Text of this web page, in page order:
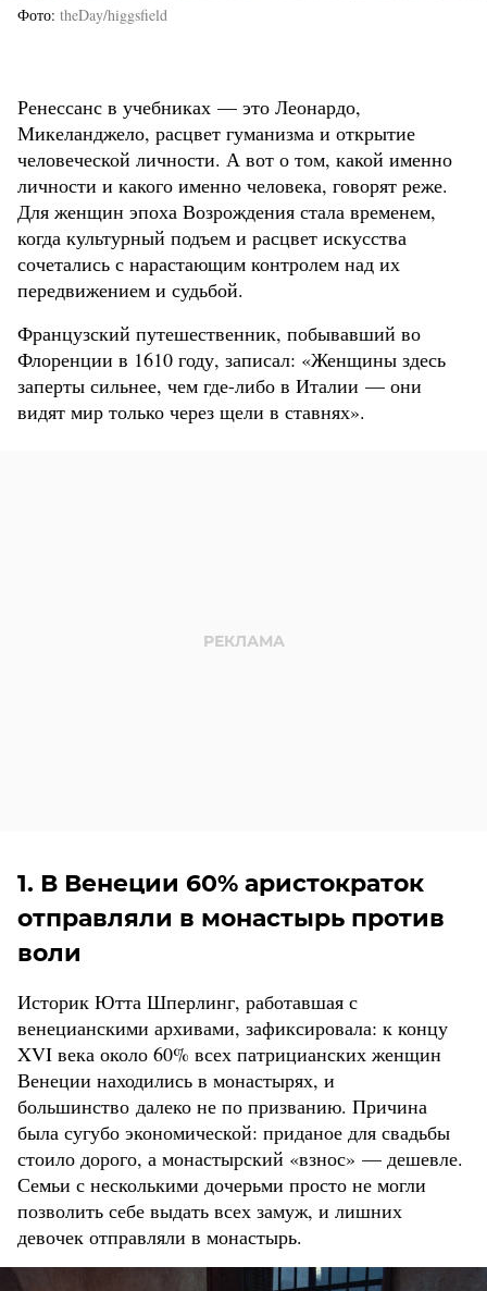
Фото theDay/higgsfield
Ренессанс в учебниках — это Леонардо,
Микеланджело, расцвет гуманизма и открытие
человеческой личности. А вот о том, какой именно
личности и какого именно человека, говорят реже.
Для женщин эпоха Возрождения стала временем,
когда культурный подъем и расцвет искусства
сочетались с нарастающим контролем над их
передвижением и судьбой.
Французский путешественник, побывавший во
Флоренции в 1610 году, записал: «Женщины здесь
заперты сильнее, чем где-либо в Италии — они
видят мир только через щели в ставнях».
1. В Венеции 60% аристократок
отправляли в монастырь против
воли
Историк Ютта Шперлинг, работавшая с
венецианскими архивами, зафиксировала: к концу
XVI века около 60% всех патрицианских женщин
Венеции находились в монастырях, и
большинство далеко не по призванию. Причина
была сугубо экономической: приданое для свадьбы
стоило дорого, а монастырский «взнос» — дешевле.
Семьи с несколькими дочерьми просто не могли
позволить себе выдать всех замуж, и лишних
девочек отправляли в монастырь.